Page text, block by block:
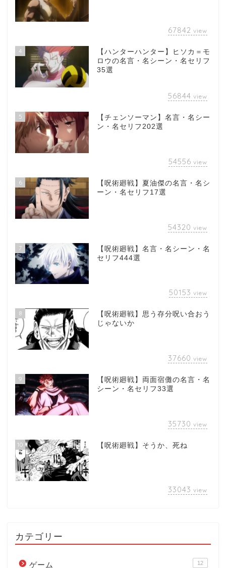
67842 view
4
【ハンターハンター】ヒソカ＝モ
ロウの名言・名シーン・名セリフ
35選
56844 view
5
【チェンソーマン】名言・名シー
ン・名セリフ202選
54556 view
6
【呪術廻戦】夏油傑の名言・名シ
ーン・名セリフ17選
54320 view
7
【呪術廻戦】名言・名シーン・名
セリフ444選
50153 view
8
【呪術廻戦】思う存分呪い合おう
じゃないか
37660 view
9
【呪術廻戦】両面宿儺の名言・名
シーン・名セリフ33選
35730 view
10 【呪術廻戦】そうか、死ね
33043 view
カテゴリー
ゲーム 12